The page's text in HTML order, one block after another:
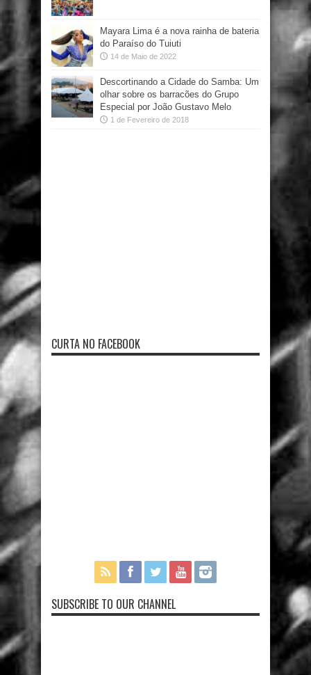
Mayara Lima é a nova rainha de bateria
do Paraíso do Tuiuti
14 de Maio de 2022
Descortinando a Cidade do Samba: Um
olhar sobre os barracões do Grupo
Especial por João Gustavo Melo
1 de Fevereiro de 2018
CURTA NO FACEBOOK
SUBSCRIBE TO OUR CHANNEL